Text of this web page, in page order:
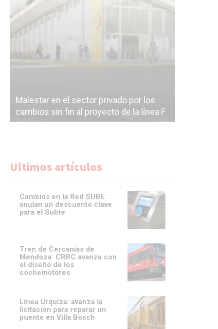
Malestar en el sector privado por los
cambios sin fin al proyecto de la línea F
Ultimos artículos
Cambios en la Red SUBE:
anulan un descuento clave
para el Subte
Tren de Cercanías de
Mendoza: CRRC avanza con
el diseño de los
cochemotores
Línea Urquiza: avanza la
licitación para reparar un
puente en Villa Bosch